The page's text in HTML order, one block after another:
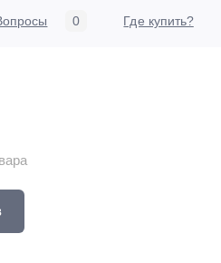
0 Где купить?